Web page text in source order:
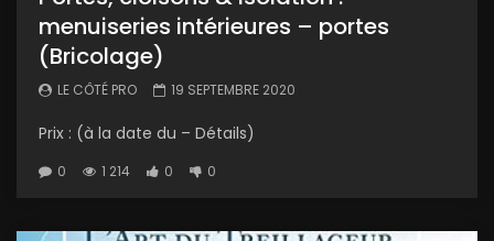
menuiseries intérieures – portes
(Bricolage)
LE CÔTÉ PRO 19 SEPTEMBRE 2020
Prix : (à la date du – Détails)
0 1 214 0 0